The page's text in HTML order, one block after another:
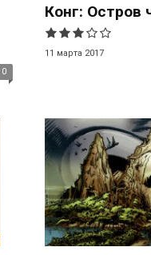
0
Конг: Остров
11 марта 2017